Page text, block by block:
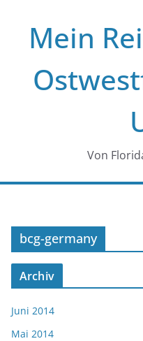
springenMein
Von
bcg-germany
Archiv
Juni 2014
Mai 2014